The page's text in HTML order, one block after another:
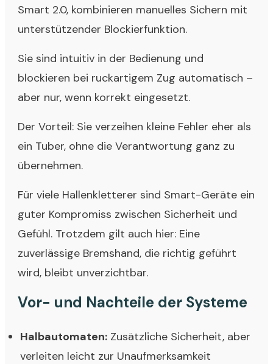
Smart 2.0, kombinieren manuelles Sichern mit
unterstützender Blockierfunktion.
Sie sind intuitiv in der Bedienung und
blockieren bei ruckartigem Zug automatisch –
aber nur, wenn korrekt eingesetzt.
Der Vorteil: Sie verzeihen kleine Fehler eher als
ein Tuber, ohne die Verantwortung ganz zu
übernehmen.
Für viele Hallenkletterer sind Smart-Geräte ein
guter Kompromiss zwischen Sicherheit und
Gefühl. Trotzdem gilt auch hier: Eine
zuverlässige Bremshand, die richtig geführt
wird, bleibt unverzichtbar.
Vor- und Nachteile der Systeme
Halbautomaten: Zusätzliche Sicherheit, aber
verleiten leicht zur Unaufmerksamkeit